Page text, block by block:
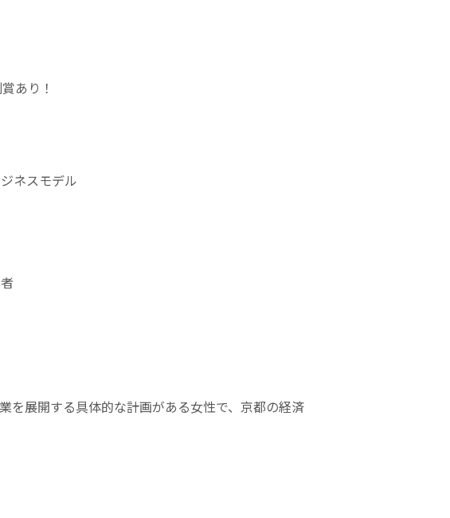
あり！
ネスモデル
を展開する具体的な計画がある女性で、京都の経済